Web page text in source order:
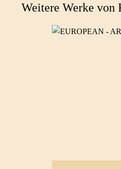
Weitere Werke von